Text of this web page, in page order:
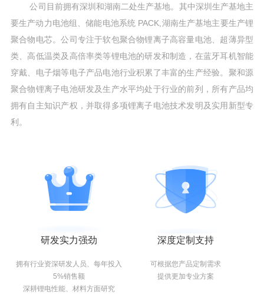
公司目前拥有深圳和湖南二处生产基地。其中深圳生产基地主
要生产动力电池组、储能电池系统 PACK,湖南生产基地主要生产锂
聚合物电芯。公司专注于软包聚合物锂离子高容量电池、超薄异型
类、高低温类及高倍率类等锂电池的研发和制造，在蓝牙耳机智能
穿戴、电子烟等电子产品电池行业积累了丰富的生产经验。聚和源
聚合物锂离子电池研发及生产水平均处于行业的前列，所有产品均
拥有自主知识产权，并取得多项锂离子电池技术发明及实用新型专
利。
研发实力强劲
拥有行业资深研发人员、每年投入
5%销售额
深耕锂电性能、材料方面研究
深度定制支持
可根据您产品定制需求
提供更加专业方案